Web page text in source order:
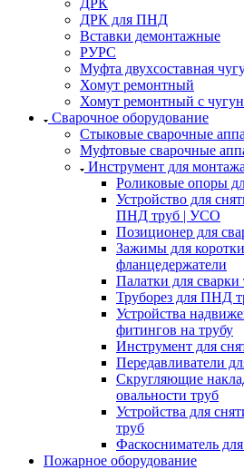
ДРК
ДРК для ПНД
Вставки демонтажные
РУРС
Муфта двухсоставная
Хомут ремонтный
Хомут ремонтный с
Сварочное оборудование
Стыковые сварочные
Муфтовые сварочные
Инструмент для монтажа
Роликовые опоры
Устройство для
ПНД труб | УСО
Позиционер для
Зажимы для
фланцедержатели
Палатки для сварки
Труборез для ПНД
Устройства
фитингов на трубу
Инструмент для
Передавливатели
Скругляющие
овальности труб
Устройства для
труб
Фаскосниматель
Пожарное оборудование